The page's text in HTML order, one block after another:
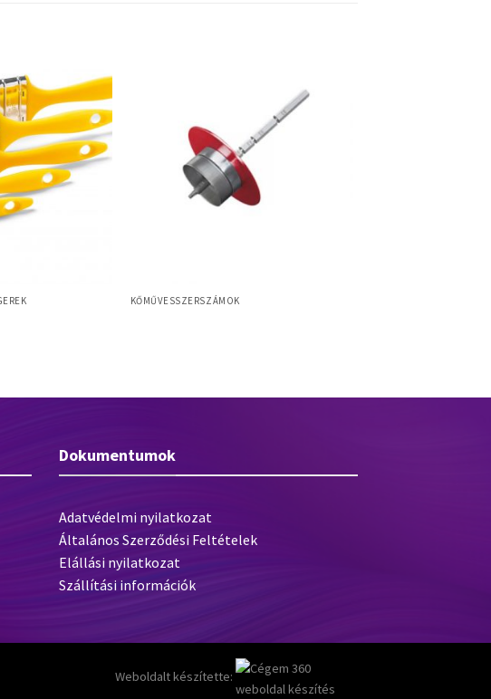
KŐMŰVESSZERSZÁMOK
Dokumentumok
Adatvédelmi nyilatkozat
Általános Szerződési Feltételek
Elállási nyilatkozat
Szállítási információk
Weboldalt készítette: